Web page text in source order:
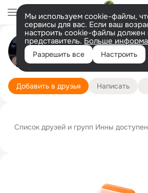
Мы используем cookie-файлы,
сервисы для вас. Если ваш
настроить cookie-файлы
представитель. Больше
Разрешить все Настроить
Инна Т
30 августа
Добавить в друзья Написать
Список друзей и групп Инны